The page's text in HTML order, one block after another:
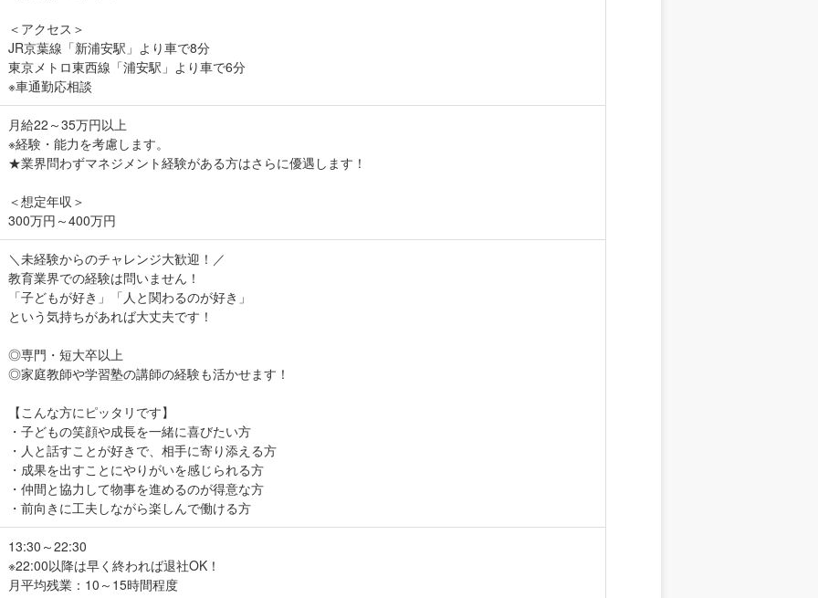
＜アクセス＞
JR京葉線「新浦安駅」より車で8分
東京メトロ東西線「浦安駅」より車で6分
※車通勤応相談
月給22～35万円以上
※経験・能力を考慮します。
★業界問わずマネジメント経験がある方はさらに優遇します！
＜想定年収＞
300万円～400万円
＼未経験からのチャレンジ大歓迎！／
教育業界での経験は問いません！
「子どもが好き」「人と関わるのが好き」
という気持ちがあれば大丈夫です！
◎専門・短大卒以上
◎家庭教師や学習塾の講師の経験も活かせます！
【こんな方にピッタリです】
・子どもの笑顔や成長を一緒に喜びたい方
・人と話すことが好きで、相手に寄り添える方
・成果を出すことにやりがいを感じられる方
・仲間と協力して物事を進めるのが得意な方
・前向きに工夫しながら楽しんで働ける方
13:30～22:30
※22:00以降は早く終われば退社OK！
月平均残業：10～15時間程度